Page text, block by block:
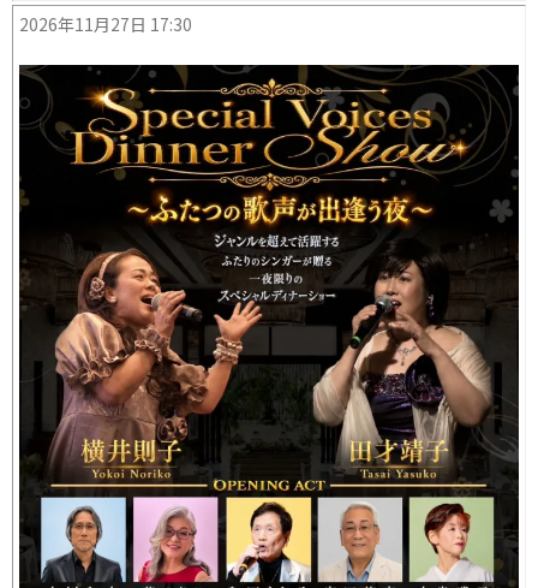
2026年11月27日 17:30